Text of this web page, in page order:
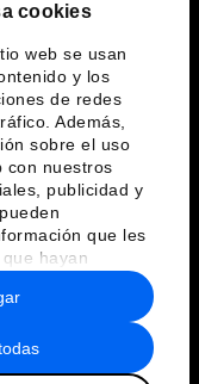
cookies
web se usan
y los
de redes
Además,
sobre el uso
con nuestros
publicidad y
que les
hayan
que haya
de uso